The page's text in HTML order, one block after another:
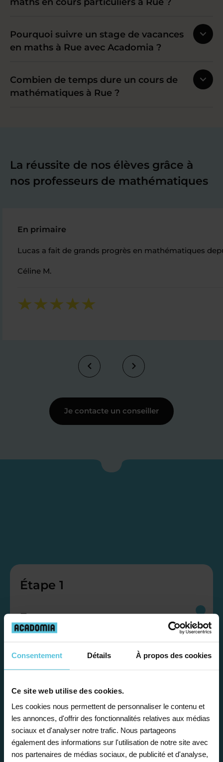
Consentement Détails À propos des cookies
Ce site web utilise des cookies.
Les cookies nous permettent de personnaliser le contenu et
les annonces, d'offrir des fonctionnalités relatives aux médias
sociaux et d'analyser notre trafic. Nous partageons
également des informations sur l'utilisation de notre site avec
nos partenaires de médias sociaux, de publicité et d'analyse,
Pourquoi suivre un stage de vacances
en maths à Rue avec Acadomia ?
Combien de temps dure un cours de
mathématiques à Rue ?
La réussite de nos élèves grâce à
nos professeurs de mathématiques
En primaire
Lucas a fait de grands progrès en mathématiques
Céline M.
Je contacte un conseiller
Étape 1
Je vous propose un
bilan personnalisé
Gratuite et sans engagement, une
la situation scolaire de votre enfant, ses
besoins et vous préconiser la solution la
plus adaptée.